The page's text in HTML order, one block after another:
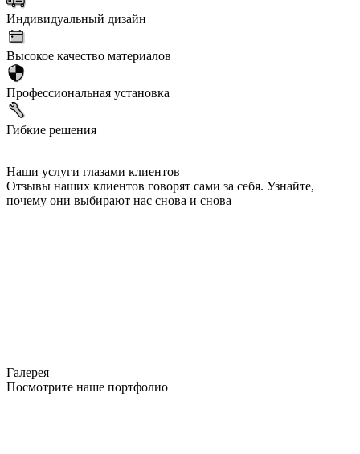
Индивидуальный дизайн
Высокое качество материалов
Профессиональная установка
Гибкие решения
Наши услуги глазами клиентов
Отзывы наших клиентов говорят сами за себя. Узнайте,
почему они выбирают нас снова и снова
Галерея
Посмотрите наше портфолио